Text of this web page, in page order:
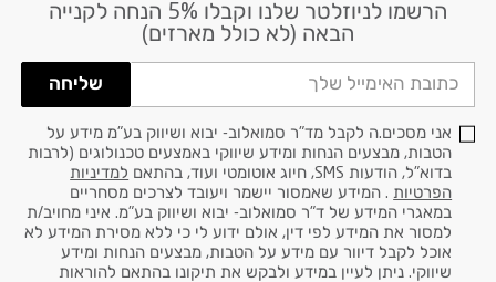
הרשמו לניוזלטר שלנו וקבלו 5% הנחה לקנייה
הבאה (לא כולל מארזים)
דוא׳׳ל
שליחה
אני מסכים.ה לקבל מד"ר סמואלוב- יבוא ושיווק בע"מ מידע על
הטבות, מבצעים הנחות ומידע שיווקי באמצעים טכנולוגים (לרבות
בדוא"ל, הודעות SMS, חיוג אוטומטי ועוד, בהתאם
למדיניות
הפרטיות . המידע שאמסור יישמר ויעובד לצרכים מסחריים
במאגרי המידע של ד"ר סמואלוב- יבוא ושיווק בע"מ. איני מחויב/ת
למסור את המידע לפי דין, אולם ידוע לי כי ללא מסירת המידע לא
אוכל לקבל דיוור עם מידע על הטבות, מבצעים הנחות ומידע
שיווקי. ניתן לעיין במידע ולבקש את תיקונו בהתאם להוראות